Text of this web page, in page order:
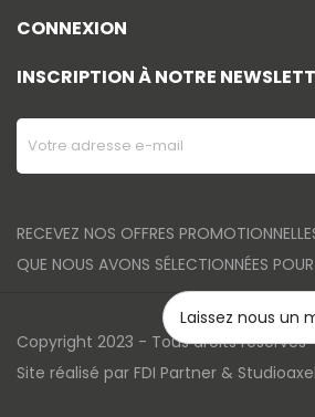
Laissez nous un
CONNEXION
INSCRIPTION À NOTRE
RECEVEZ NOS OFFRES
QUE NOUS AVONS SÉLECTIONNÉES
Copyright 2023 - Tous droits réservés -
Site réalisé par FDI Partner &